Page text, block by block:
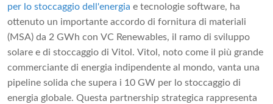
per lo stoccaggio dell'energia e tecnologie software, ha
ottenuto un importante accordo di fornitura di materiali
(MSA) da 2 GWh con VC Renewables, il ramo di sviluppo
solare e di stoccaggio di Vitol. Vitol, noto come il più grande
commerciante di energia indipendente al mondo, vanta una
pipeline solida che supera i 10 GW per lo stoccaggio di
energia globale. Questa partnership strategica rappresenta